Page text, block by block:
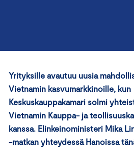
Yrityksille avautuu uusia
Vietnamin kasvumarkkinoille, kun
Keskuskauppakamari solmi
Vietnamin Kauppa- ja
kanssa. Elinkeinoministeri Mika
-matkan yhteydessä Hanoissa